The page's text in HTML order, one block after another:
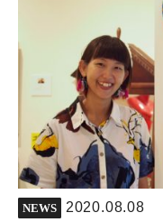
NEWS 2020.08.08